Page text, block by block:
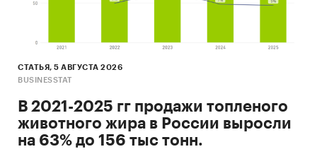
годах (max, min цена - среди цен по
Динамика средней цены по кварталам 2017-
2025 в федеральном округе
декабрю предыдущего года в сравнении с
общей инфляцией, 2009-2025
Инфляция на товар в ФО в сравнении с
СТАТЬЯ, 5 АВГУСТА 2026
BUSINESSTAT
В 2021-2025 гг продажи топленого
животного жира в России выросли
на 63% до 156 тыс тонн.